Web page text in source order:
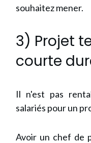
souhaitez mener.
3) Projet
courte
Il n'est pas
salariés pour un
Avoir un chef de